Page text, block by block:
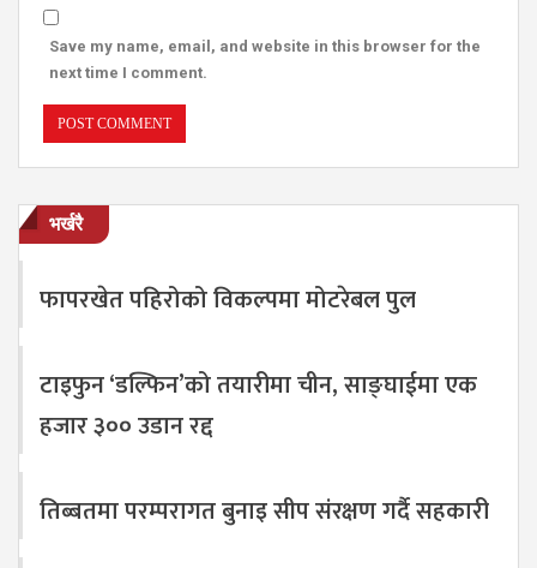
Save my name, email, and website in this browser for the
next time I comment.
भर्खरै
फापरखेत पहिरोको विकल्पमा मोटरेबल पुल
टाइफुन ‘डल्फिन’को तयारीमा चीन, साङ्घाईमा एक
हजार ३०० उडान रद्द
तिब्बतमा परम्परागत बुनाइ सीप संरक्षण गर्दै सहकारी